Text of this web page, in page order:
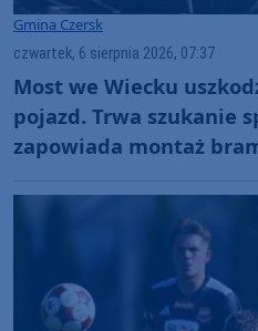
Gmina Czersk
czwartek, 6 sierpnia 2026, 07:37
Most we Wiecku
pojazd. Trwa szukanie
zapowiada montaż